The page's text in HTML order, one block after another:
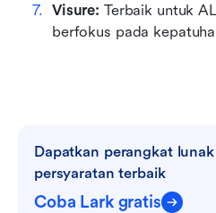
Visure: Terbaik untuk
berfokus pada
Dapatkan perangkat
persyaratan terbaik
Coba Lark gratis